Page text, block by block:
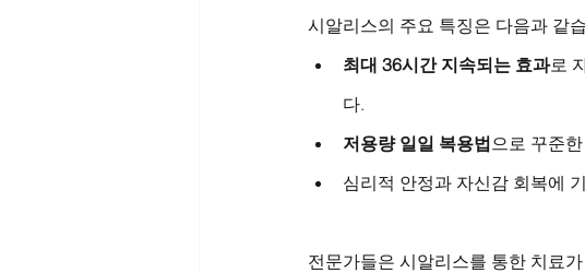
시알리스의 주요 특징은 다음과 같
최대 36시간 지속되는 효과로
다.
저용량 일일 복용법으로 꾸준
심리적 안정과 자신감 회복에
전문가들은 시알리스를 통한 치료가